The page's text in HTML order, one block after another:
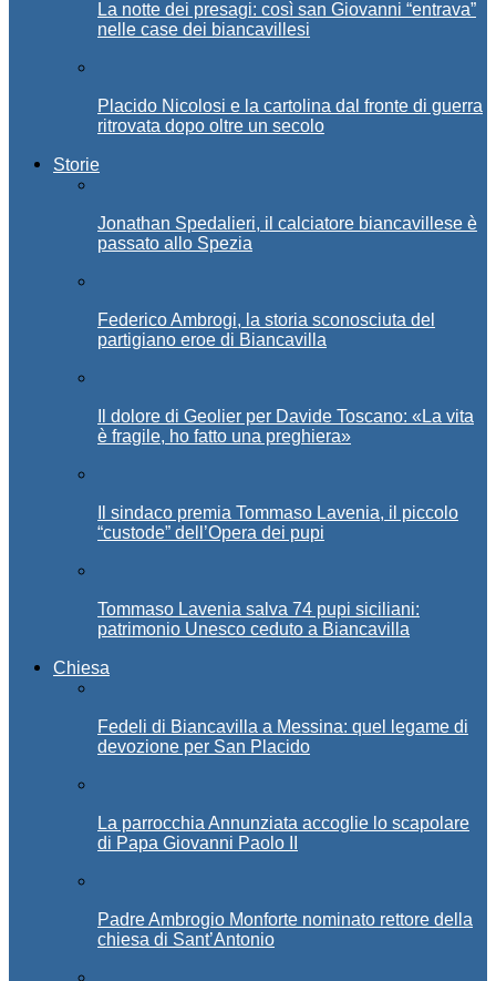
La notte dei presagi: così san Giovanni “entrava”
nelle case dei biancavillesi
Placido Nicolosi e la cartolina dal fronte di guerra
ritrovata dopo oltre un secolo
Storie
Jonathan Spedalieri, il calciatore biancavillese è
passato allo Spezia
Federico Ambrogi, la storia sconosciuta del
partigiano eroe di Biancavilla
Il dolore di Geolier per Davide Toscano: «La vita
è fragile, ho fatto una preghiera»
Il sindaco premia Tommaso Lavenia, il piccolo
“custode” dell’Opera dei pupi
Tommaso Lavenia salva 74 pupi siciliani:
patrimonio Unesco ceduto a Biancavilla
Chiesa
Fedeli di Biancavilla a Messina: quel legame di
devozione per San Placido
La parrocchia Annunziata accoglie lo scapolare
di Papa Giovanni Paolo II
Padre Ambrogio Monforte nominato rettore della
chiesa di Sant’Antonio